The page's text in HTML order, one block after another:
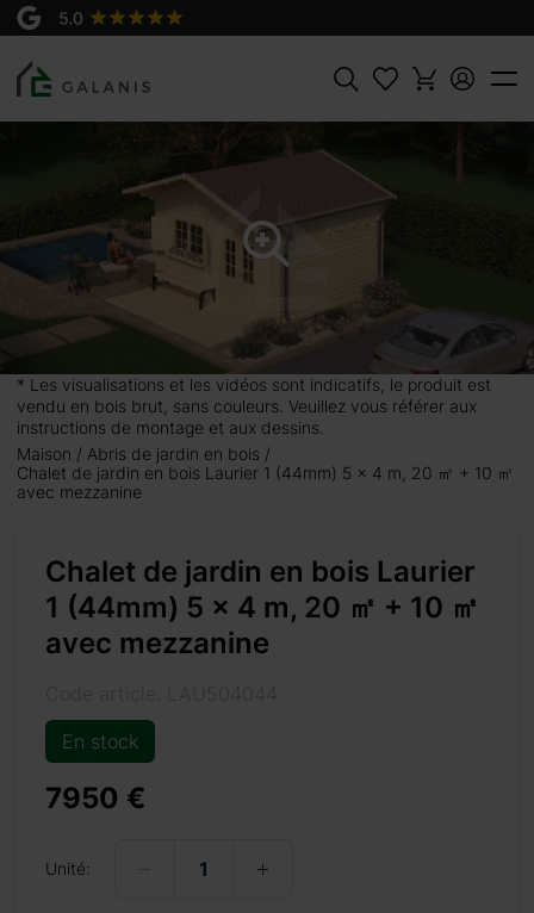
Rechercher
* Les visualisations et les vidéos sont indicatifs, le produit est
vendu en bois brut, sans couleurs. Veuillez vous référer aux
instructions de montage et aux dessins.
Maison
Abris de jardin en bois
Chalet de jardin en bois Laurier 1 (44mm) 5 x 4 m, 20 ㎡ + 10 ㎡
avec mezzanine
Chalet de jardin en bois Laurier
1 (44mm) 5 x 4 m, 20 ㎡ + 10 ㎡
avec mezzanine
En stock
7950 €
Unité:
Produit:
Laurier 1 Madriers en 44 mm
7950 €
㎡ + 10 ㎡
peut devenir une
dans votre
1 dispose d’une
réalisée en bois
+ 69 €